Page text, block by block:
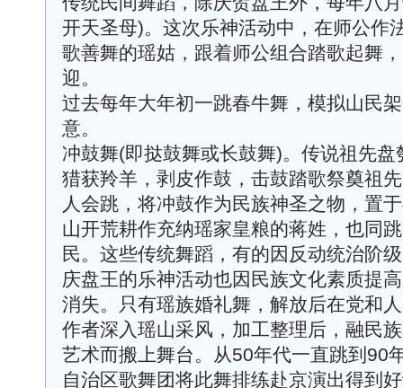
开天圣母)。这次乐神活动中，在师公作
歌善舞的瑶姑，跟着师公组合踏歌起舞
迎。
过去每年大年初一跳春牛舞，模拟山民
意。
冲鼓舞(即挞鼓舞或长鼓舞)。传说祖先
猎获羚羊，剥皮作鼓，击鼓踏歌祭奠祖
人会跳，将冲鼓作为民族神圣之物，置
山开荒耕作充纳瑶家皇粮的蒋姓，也同
民。这些传统舞蹈，有的因反动统治阶
庆盘王的乐神活动也因民族文化素质提
消失。只有瑶族婚礼舞，解放后在党和
作者深入瑶山采风，加工整理后，融民
艺术而搬上舞台。从50年代一直跳到90
自治区歌舞团将此舞排练赴京演出得到